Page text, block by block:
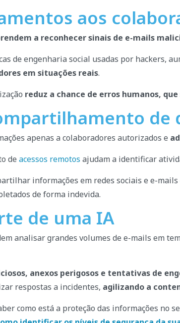
aos
a reconhecer sinais de e-mails
de engenharia social usadas por hackers,
em situações reais.
reduz a chance de erros humanos,
de
apenas a colaboradores autorizados e
de acessos remotos ajudam a identificar
informações em redes sociais e e-
de forma indevida.
de uma IA
analisar grandes volumes de e-mails em
anexos perigosos e tentativas de
respostas a incidentes, agilizando a
como está a proteção das informações no